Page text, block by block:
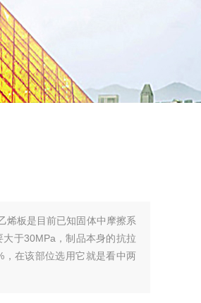
烯板是目前已知固体中摩擦系
于30MPa，制品本身的抗拉
在该部位选用它就是看中两